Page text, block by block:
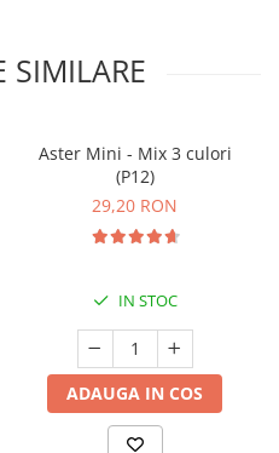
SIMILARE
Aster Mini - Mix 3 culori
(P12)
29,20 RON
IN STOC
ADAUGA IN COS